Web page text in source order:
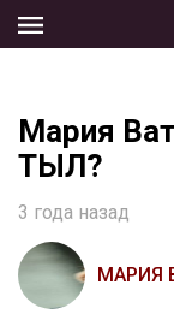
the
Мария
ТЫЛ?
3 года назад
МАРИЯ